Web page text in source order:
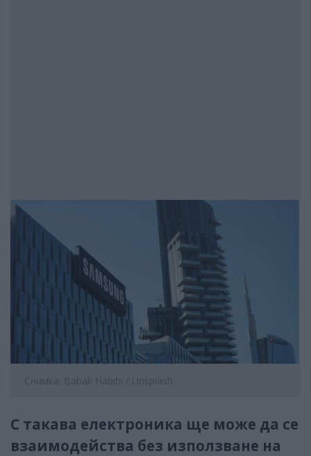
Снимка: Babak Habibi / Unsplash
С такава електроника ще може да се
взаимодейства без използване на